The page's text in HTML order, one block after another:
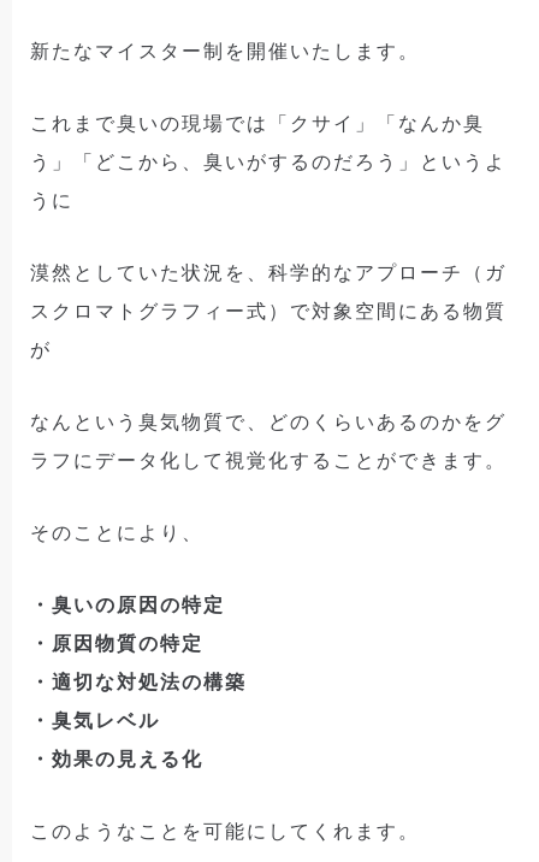
新たなマイスター制を開催いたします。
これまで臭いの現場では「クサイ」「なんか臭
う」「どこから、臭いがするのだろう」というよ
うに
漠然としていた状況を、科学的なアプローチ（ガ
スクロマトグラフィー式）で対象空間にある物質
が
なんという臭気物質で、どのくらいあるのかをグ
ラフにデータ化して視覚化することができます。
そのことにより、
・ 臭いの原因の特定
・原因物質の特定
・適切な対処法の構築
・臭気レベル
・効果の見える化
このようなことを可能にしてくれます。